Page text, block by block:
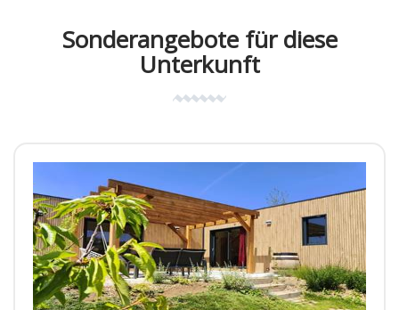
Sonderangebote für diese
Unterkunft